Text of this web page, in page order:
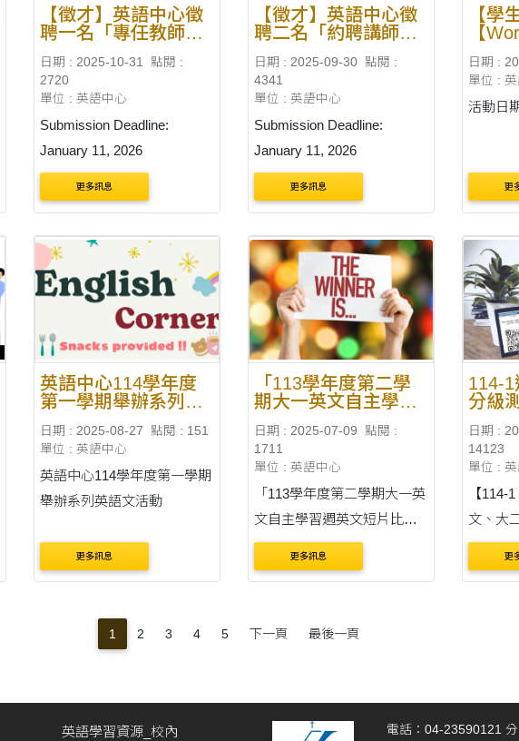
【徵才】英語中心徵
聘一名「專任教師」
一學期起聘）
日期 : 2025-10-31
點閱 :
2720
單位 : 英語中心
Submission Deadline:
January 11, 2026
更多訊息
【徵才】英語中心徵
聘二名「約聘講師」
一學期起聘）
日期 : 2025-09-30 點閱 :
4341
單位 : 英語中心
Submission Deadline:
January 11, 2026
更多訊息
【學
【
How
日期 :
單位 :
活動日
更
英語中心114學年度
第一學期舉辦系列英
語文活動
日期 : 2025-08-27
點閱 : 151
單位 : 英語中心
英語中心114學年度第一學期
舉辦系列英語文活動
更多訊息
「113學年度第二學
期大一英文自主學習
週英文短片比賽」 -
得獎名單
日期 : 2025-07-09
點閱 :
1711
單位 : 英語中心
「113學年度第二學期大一英
文自主學習週英文短片比
賽」 - 得獎名單
更多訊息
114-
分級
二英
日期 :
14123
單位 :
【114-
文、大
【大一
結） ■
更
1 2 3 4 5 下一頁 最後一頁
英語學習資源_校內 電話：04-23590121 分